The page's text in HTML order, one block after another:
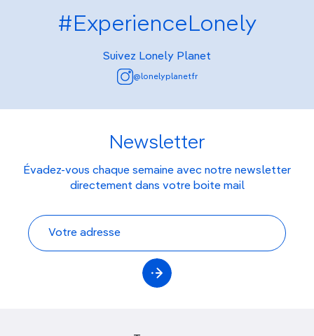
#ExperienceLonely
Suivez Lonely Planet
@lonelyplanetfr
Newsletter
Évadez-vous chaque semaine avec notre newsletter
directement dans votre boite mail